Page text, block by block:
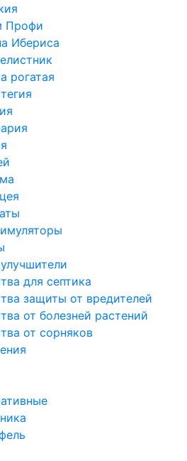
Профи
Ибериса
рогатая
для септика
защиты от вредителей
от болезней растений
от сорняков